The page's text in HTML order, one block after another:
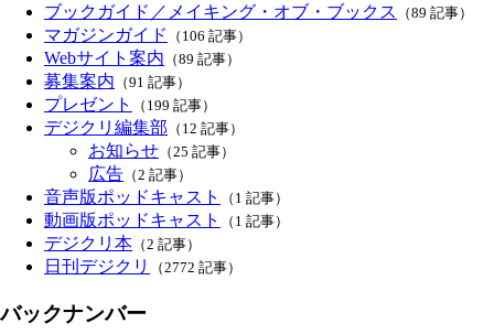
ブックガイド／メイキング・オブ・ブックス （89 記事）
マガジンガイド （106 記事）
Webサイト案内 （89 記事）
募集案内 （91 記事）
プレゼント （199 記事）
デジクリ編集部 （12 記事）
お知らせ （25 記事）
広告 （2 記事）
音声版ポッドキャスト （1 記事）
動画版ポッドキャスト （1 記事）
デジクリ本 （2 記事）
日刊デジクリ （2772 記事）
バックナンバー